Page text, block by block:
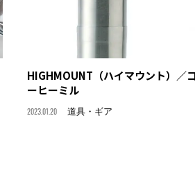
HIGHMOUNT（ハイマウント）／コ
ーヒーミル
2023.01.20 道具・ギア